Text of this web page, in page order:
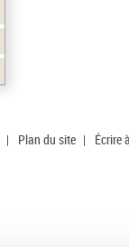
| Plan du site | Écrire